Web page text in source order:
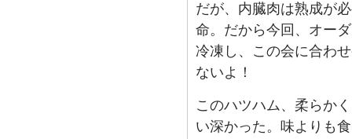
だが、内臓肉は熟成が
命。だから今回、オー
冷凍し、この会に合わ
ないよ！
このハツハム、柔らか
い深かった。味よりも